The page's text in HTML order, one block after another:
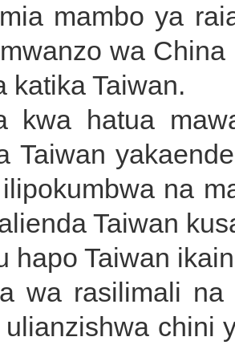
mambo ya
wa
katika Taiwan.
kwa hatua
Taiwan
na
Taiwan
hapo Taiwan
wa rasilimali
ulianzishwa chini